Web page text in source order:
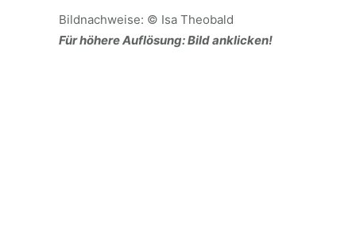
Bildnachweise: © Isa Theobald
Für höhere Auflösung: Bild anklicken!